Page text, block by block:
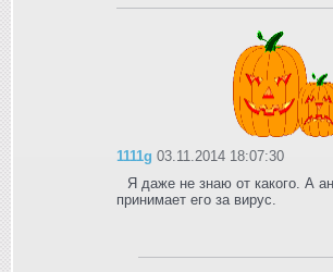
1111g 03.11.2014 18:07:30
Я даже не знаю от какого. А
принимает его за вирус.